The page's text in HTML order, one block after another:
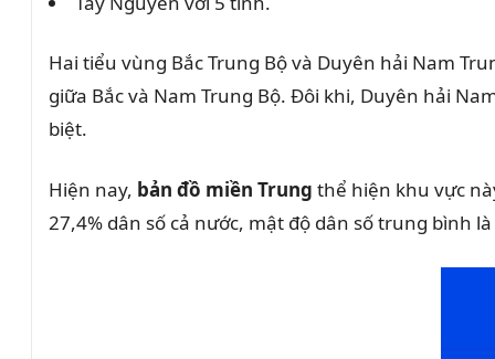
Hai tiểu vùng Bắc Trung Bộ và Duyên hải Nam
giữa Bắc và Nam Trung Bộ. Đôi khi, Duyên hải
biệt.
Hiện nay, bản đồ miền Trung thể hiện khu vực
27,4% dân số cả nước, mật độ dân số trung bình